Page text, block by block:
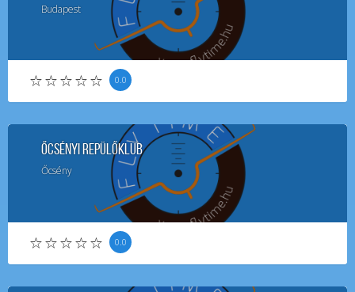
Budapest
0.0
Őcsényi Repülőklub
Őcsény
0.0